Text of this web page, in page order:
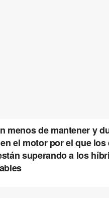
menos de mantener y
el motor por el que
superando a los